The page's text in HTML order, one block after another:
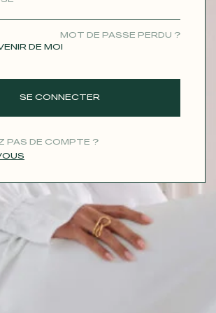
MOT DE PASSE PERDU ?
DE MOI
SE CONNECTER
PAS DE COMPTE ?